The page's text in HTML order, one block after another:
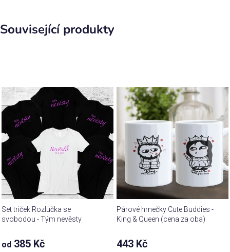
Související produkty
Set triček Rozlučka se
svobodou - Tým nevěsty
od 385 Kč
Párové hrnečky Cute Buddies -
King & Queen (cena za oba)
443 Kč